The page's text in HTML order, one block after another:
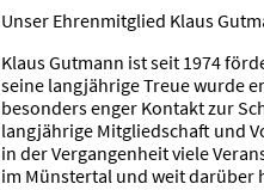
Unser Ehrenmitglied Klaus
Klaus Gutmann ist seit 1974
seine langjährige Treue wurde
besonders enger Kontakt zur
langjährige Mitgliedschaft und
in der Vergangenheit viele
im Münstertal und weit darüber